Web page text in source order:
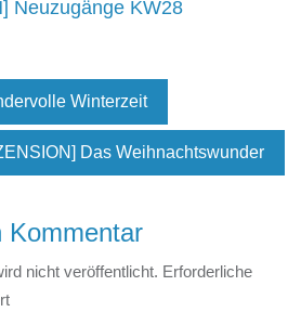
Neuzugänge KW28
Winterzeit
Das Weihnachtswunder
Kommentar
nicht veröffentlicht. Erforderliche